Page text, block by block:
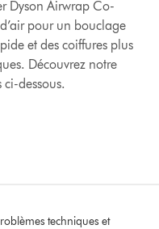
Dyson Airwrap Co-
pour un bouclage
et des coiffures plus
Découvrez notre
dessous.
techniques et